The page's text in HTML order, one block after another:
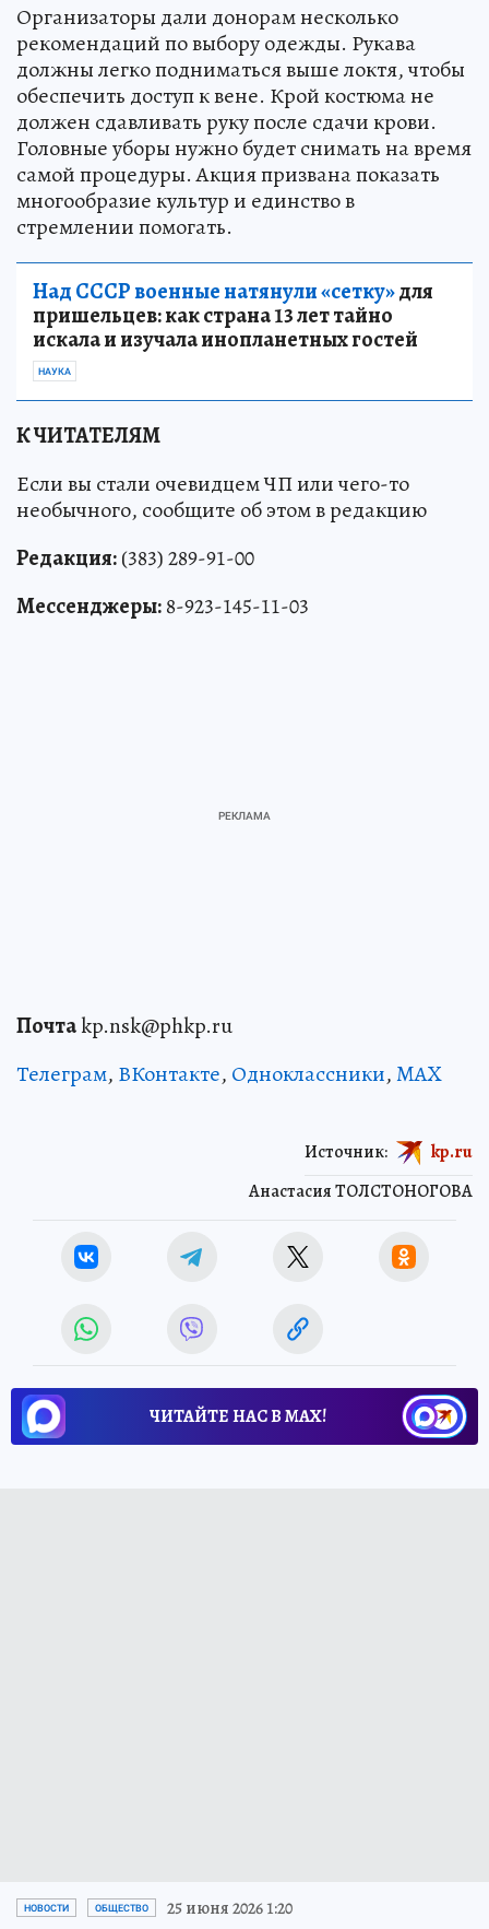
Организаторы дали донорам несколько
рекомендаций по выбору одежды. Рукава
должны легко подниматься выше локтя, чтобы
обеспечить доступ к вене. Крой костюма не
должен сдавливать руку после сдачи крови.
Головные уборы нужно будет снимать на время
самой процедуры. Акция призвана показать
многообразие культур и единство в
стремлении помогать.
Над СССР военные натянули «сетку»для
пришельцев: как страна 13 лет тайно
искала и изучала инопланетных гостей
НАУКА
К ЧИТАТЕЛЯМ
Если вы стали очевидцем ЧП или чего-то
необычного, сообщите об этом в редакцию
Редакция:(383) 289-91-00
Мессенджеры:8-923-145-11-03
Почтаkp.nsk@phkp.ru
Телеграм, ВКонтакте, Одноклассники,MAX
Анастасия ТОЛСТОНОГОВА
Источник: kp.ru
ЧИТАЙТЕ НАС В МАХ!
НОВОСТИ ОБЩЕСТВО 25 июня 2026 1:20